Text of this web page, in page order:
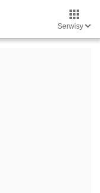
Serwisy